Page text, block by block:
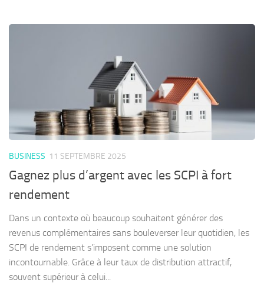
BUSINESS 11 SEPTEMBRE 2025
Gagnez plus d’argent avec les SCPI à fort
rendement
Dans un contexte où beaucoup souhaitent générer des
revenus complémentaires sans bouleverser leur quotidien, les
SCPI de rendement s’imposent comme une solution
incontournable. Grâce à leur taux de distribution attractif,
souvent supérieur à celui...